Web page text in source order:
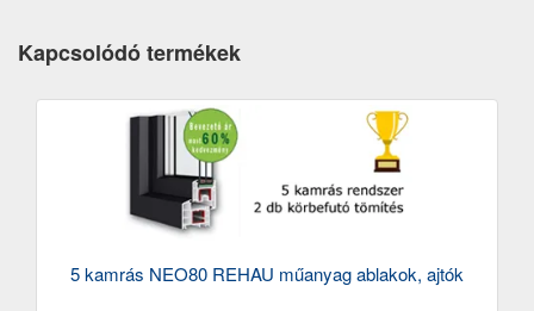
Kapcsolódó termékek
5 kamrás NEO80 REHAU műanyag ablakok, ajtók